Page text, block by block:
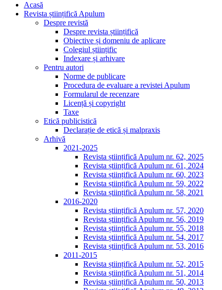
Acasă
Revista științifică Apulum
Despre revistă
Despre revista științifică
Obiective și domeniu de aplicare
Colegiul științific
Indexare și arhivare
Pentru autori
Norme de publicare
Procedura de evaluare a revistei Apulum
Formularul de recenzare
Licență și copyright
Taxe
Etică publicistică
Declarație de etică și malpraxis
Arhivă
2021-2025
Revista științifică Apulum nr. 62, 2025
Revista științifică Apulum nr. 61, 2024
Revista științifică Apulum nr. 60, 2023
Revista științifică Apulum nr. 59, 2022
Revista științifică Apulum nr. 58, 2021
2016-2020
Revista științifică Apulum nr. 57, 2020
Revista științifică Apulum nr. 56, 2019
Revista științifică Apulum nr. 55, 2018
Revista științifică Apulum nr. 54, 2017
Revista științifică Apulum nr. 53, 2016
2011-2015
Revista științifică Apulum nr. 52, 2015
Revista științifică Apulum nr. 51, 2014
Revista științifică Apulum nr. 50, 2013